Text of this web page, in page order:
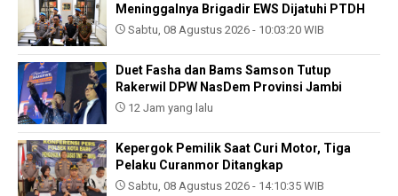
Meninggalnya Brigadir EWS Dijatuhi PTDH
Sabtu, 08 Agustus 2026 - 10:03:20 WIB
Duet Fasha dan Bams Samson Tutup
Rakerwil DPW NasDem Provinsi Jambi
12 Jam yang lalu
Kepergok Pemilik Saat Curi Motor, Tiga
Pelaku Curanmor Ditangkap
Sabtu, 08 Agustus 2026 - 14:10:35 WIB